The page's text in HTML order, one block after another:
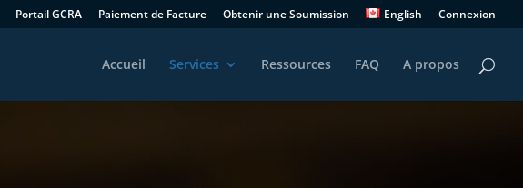
Portail GCRA Paiement de Facture Obtenir une Soumission English Connexion
Accueil Services Ressources FAQ A propos